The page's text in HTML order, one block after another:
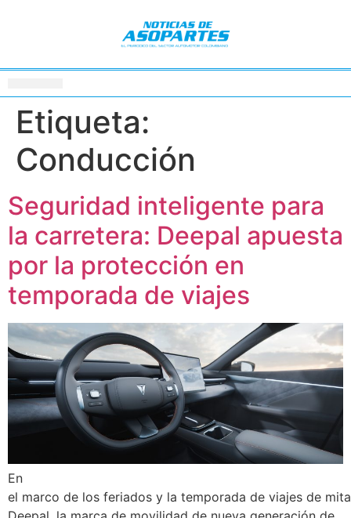
Etiqueta:
Conducción
Seguridad inteligente para
la carretera: Deepal apuesta
por la protección en
temporada de viajes
En
el marco de los feriados y la temporada de viajes de